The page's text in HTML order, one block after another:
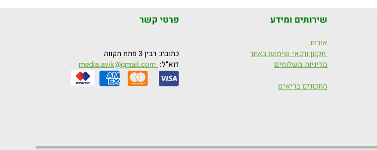
שירותים ומידע
אודות
תקנון ותנאי שימוש באתר
מדיניות משלוחים
מתכונים בריאים
פרטי קשר
כתובת: רבין 3 פתח תקווה
דוא"ל: